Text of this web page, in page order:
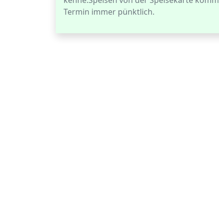
Termin immer pünktlich.